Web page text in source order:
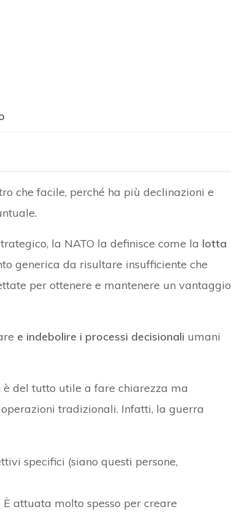
che facile, perché ha più declinazioni e
la NATO la definisce come la lotta
generica da risultare insufficiente che
per ottenere e mantenere un vantaggio
e indebolire i processi decisionali umani
del tutto utile a fare chiarezza ma
tradizionali. Infatti, la guerra
specifici (siano questi persone,
È attuata molto spesso per creare